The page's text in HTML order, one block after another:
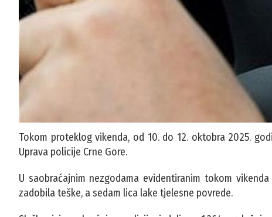
Tokom proteklog vikenda, od 10. do 12. oktobra 2025.
Uprava policije Crne Gore.
U saobraćajnim nezgodama evidentiranim tokom
zadobila teške, a sedam lica lake tjelesne povrede.